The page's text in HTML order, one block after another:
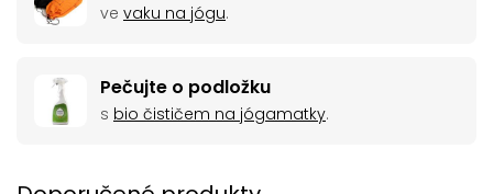
ve vaku na jógu.
Pečujte o podložku
s bio čističem na jógamatky.